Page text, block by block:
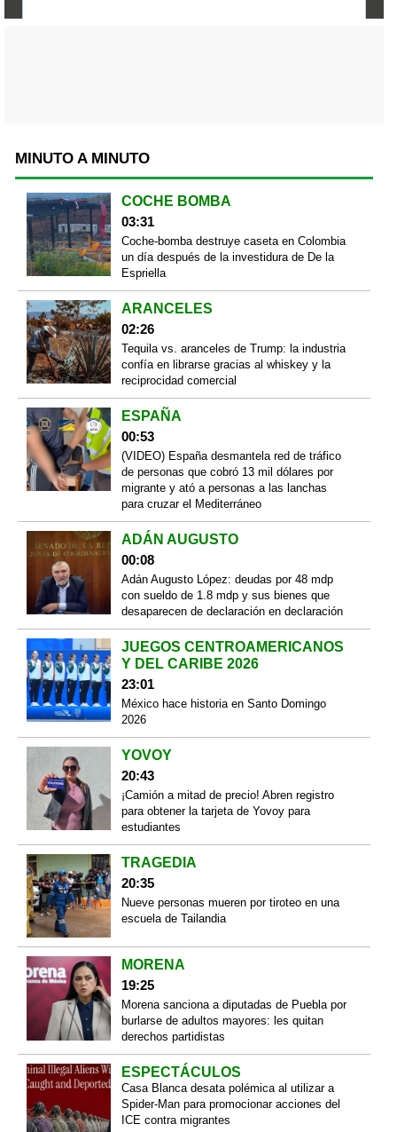
MINUTO A MINUTO
COCHE BOMBA
03:31
Coche-bomba destruye caseta en Colombia
un día después de la investidura de De la
Espriella
ARANCELES
02:26
Tequila vs. aranceles de Trump: la industria
confía en librarse gracias al whiskey y la
reciprocidad comercial
ESPAÑA
00:53
(VIDEO) España desmantela red de tráfico
de personas que cobró 13 mil dólares por
migrante y ató a personas a las lanchas
para cruzar el Mediterráneo
ADÁN AUGUSTO
00:08
Adán Augusto López: deudas por 48 mdp
con sueldo de 1.8 mdp y sus bienes que
desaparecen de declaración en declaración
JUEGOS CENTROAMERICANOS
Y DEL CARIBE 2026
23:01
México hace historia en Santo Domingo
2026
YOVOY
20:43
¡Camión a mitad de precio! Abren registro
para obtener la tarjeta de Yovoy para
estudiantes
TRAGEDIA
20:35
Nueve personas mueren por tiroteo en una
escuela de Tailandia
MORENA
19:25
Morena sanciona a diputadas de Puebla por
burlarse de adultos mayores: les quitan
derechos partidistas
ESPECTÁCULOS
Casa Blanca desata polémica al utilizar a
Spider-Man para promocionar acciones del
ICE contra migrantes